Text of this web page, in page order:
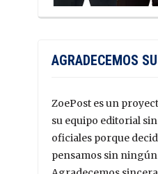
AGRADECEMOS
ZoePost es un
su equipo editorial
oficiales porque
pensamos sin